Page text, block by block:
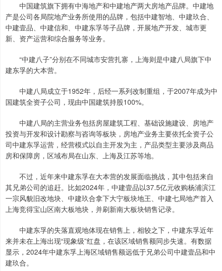
中国建筑旗下拥有中海地产和中建地产两大房地产品牌。中建地
产是公司各局院地产业务所使用的品牌，包括中建智地、中建玖合、
中建壹品、中建信和、中建东孚等子品牌，开展地产开发、城市更
新、资产运营和综合服务等业务。
“中建八子”分别在不同城市安营扎寨，上海则是中建八局旗下中
建东孚的大本营。
中建八局成立于1952年，后经一系列改制重组，于2007年成为中
国建筑全资子公司，现由中国建筑持股100%。
中建八局的主营业务包括房屋建筑工程、基础设施建设、房地产
投资与开发和设计勘察与咨询等板块，房地产业务主要依托全资子公
司中建东孚运营，经营模式以自主开发为主，产品类型主要涉及商品
房和保障房，区域布局在山东、上海及江苏等地。
不过，近年来中建东孚在大本营的发展面临挑战，其中包括来自
其兄弟公司的追赶。比如2024年，中建壹品以37.5亿元收购杨浦滨江
一宗风貌旧改地块、中建玖合拿下大宁板块地王、中建七局地产首入
上海竞得宝山区南大板地块，并刷新南大板块销售记录。
中建东孚的失落直观地体现在销售上，相较之下，中建东孚近年
来并未在上海出现“现象级”红盘，在该区域销售额同步失速。有数据
显示，2024年中建东孚上海区域销售额远低于兄弟公司中建壹品和中
建玖合。